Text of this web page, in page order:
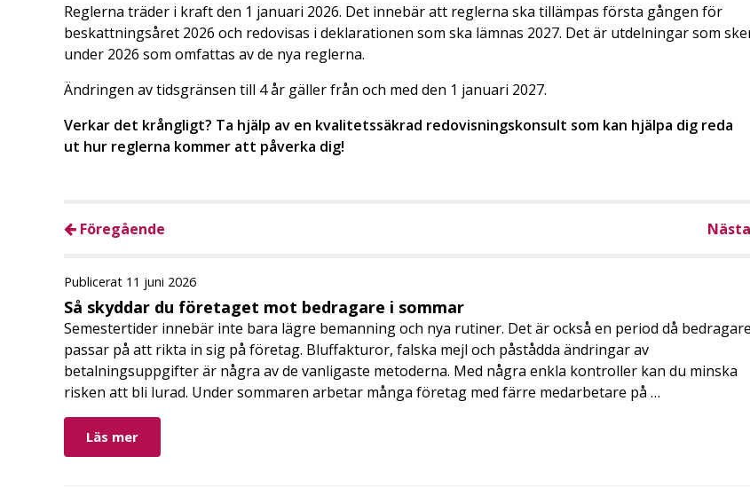
Reglerna träder i kraft den 1 januari 2026. Det innebär att reglerna ska tillämpas första gången för
beskattningsåret 2026 och redovisas i deklarationen som ska lämnas 2027. Det är utdelningar som
under 2026 som omfattas av de nya reglerna.
Ändringen av tidsgränsen till 4 år gäller från och med den 1 januari 2027.
Verkar det krångligt? Ta hjälp av en kvalitetssäkrad redovisningskonsult som kan hjälpa dig reda
ut hur reglerna kommer att påverka dig!
Föregående Nästa
Publicerat 11 juni 2026
Så skyddar du företaget mot bedragare i sommar
Semestertider innebär inte bara lägre bemanning och nya rutiner. Det är också en period då bedragare
passar på att rikta in sig på företag. Bluffakturor, falska mejl och påstådda ändringar av
betalningsuppgifter är några av de vanligaste metoderna. Med några enkla kontroller kan du minska
risken att bli lurad. Under sommaren arbetar många företag med färre medarbetare på …
Läs mer